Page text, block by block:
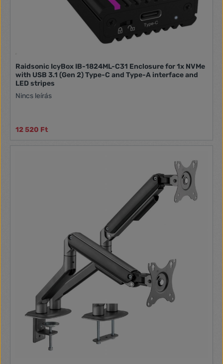
Raidsonic IcyBox IB-1824ML-C31 Enclosure for 1x NVMe
with USB 3.1 (Gen 2) Type-C and Type-A interface and
LED stripes
Nincs leírás
12 520 Ft